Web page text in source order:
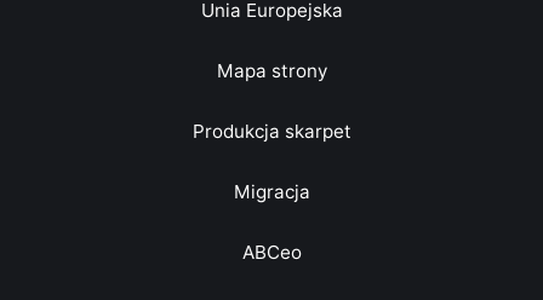
Unia Europejska
Mapa strony
Produkcja skarpet
Migracja
ABCeo